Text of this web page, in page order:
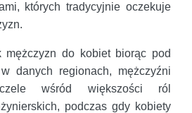
których tradycyjnie oczekuje
mężczyzn do kobiet biorąc pod
danych regionach, mężczyźni
wśród większości ról
podczas gdy kobiety